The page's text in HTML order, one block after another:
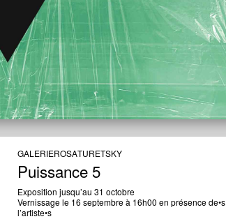
GALERIEROSATURETSKY
Puissance 5
Exposition jusqu’au 31 octobre
Vernissage le 16 septembre à 16h00 en présence de•s
l’artiste•s